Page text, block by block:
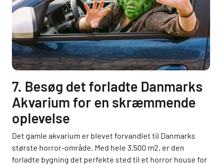
7. Besøg det forladte Danmarks
Akvarium for en skræmmende
oplevelse
Det gamle akvarium er blevet forvandlet til Danmarks
største horror-område. Med hele 3.500 m2, er den
forladte bygning det perfekte sted til et horror house for